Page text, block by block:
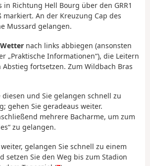
in Richtung Hell Bourg über den GRR1
markiert. An der Kreuzung Cap des
Mussard gelangen.
nach links abbiegen (ansonsten
„Praktische Informationen“), die Leitern
fortsetzen. Zum Wildbach Bras
diesen und Sie gelangen schnell zu
gehen Sie geradeaus weiter.
mehrere Bacharme, um zum
zu gelangen.
gelangen Sie schnell zu einem
setzen Sie den Weg bis zum Stadion